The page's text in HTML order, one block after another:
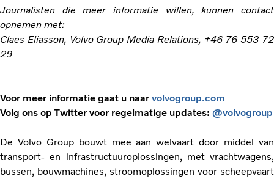
Journalisten die meer informatie willen, kunnen contact
opnemen met:
Claes Eliasson, Volvo Group Media Relations, +46 76 553 72
29
Voor meer informatie gaat u naar volvogroup.com
Volg ons op Twitter voor regelmatige updates: @volvogroup
De Volvo Group bouwt mee aan welvaart door middel van
transport- en infrastructuuroplossingen, met vrachtwagens,
bussen, bouwmachines, stroomoplossingen voor scheepvaart